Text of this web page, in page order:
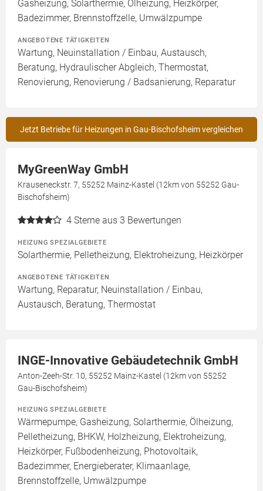
Gasheizung, Solarthermie, Ölheizung, Heizkörper,
Badezimmer, Brennstoffzelle, Umwälzpumpe
ANGEBOTENE TÄTIGKEITEN
Wartung, Neuinstallation / Einbau, Austausch,
Beratung, Hydraulischer Abgleich, Thermostat,
Renovierung, Renovierung / Badsanierung, Reparatur
Jetzt Betriebe für Heizungen in Gau-Bischofsheim vergleichen
MyGreenWay GmbH
Krauseneckstr. 7, 55252 Mainz-Kastel (12km von 55252 Gau-
Bischofsheim)
4 Sterne aus 3 Bewertungen
HEIZUNG SPEZIALGEBIETE
Solarthermie, Pelletheizung, Elektroheizung, Heizkörper
ANGEBOTENE TÄTIGKEITEN
Wartung, Reparatur, Neuinstallation / Einbau,
Austausch, Beratung, Thermostat
INGE-Innovative Gebäudetechnik GmbH
Anton-Zeeh-Str. 10, 55252 Mainz-Kastel (12km von 55252
Gau-Bischofsheim)
HEIZUNG SPEZIALGEBIETE
Wärmepumpe, Gasheizung, Solarthermie, Ölheizung,
Pelletheizung, BHKW, Holzheizung, Elektroheizung,
Heizkörper, Fußbodenheizung, Photovoltaik,
Badezimmer, Energieberater, Klimaanlage,
Brennstoffzelle, Umwälzpumpe